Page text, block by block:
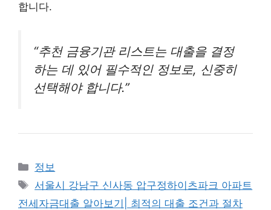
합니다.
“추천 금융기관 리스트는 대출을 결정
하는 데 있어 필수적인 정보로, 신중히
선택해야 합니다.”
Categories
정보
Tags
서울시 강남구 신사동 압구정하이츠파크 아파트
전세자금대출 알아보기| 최적의 대출 조건과 절차